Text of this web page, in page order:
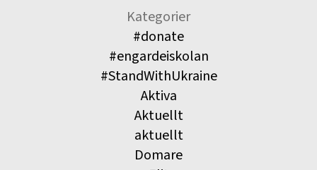
Kategorier
#donate
#engardeiskolan
#StandWithUkraine
Aktiva
Aktuellt
aktuellt
Domare